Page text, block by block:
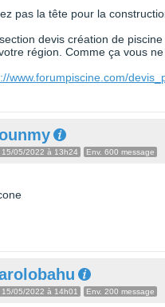
pas la tête pour la
devis création de
région. Comme ça vous
www.forumpiscine.com/
15/05/2022 à 13h24 Env. 600 message
15/05/2022 à 14h01 Env. 200 message